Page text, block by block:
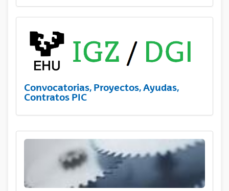
Convocatorias, Proyectos, Ayudas,
Contratos PIC